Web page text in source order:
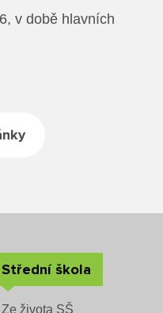
v době hlavních
Střední škola
Ze života SŠ